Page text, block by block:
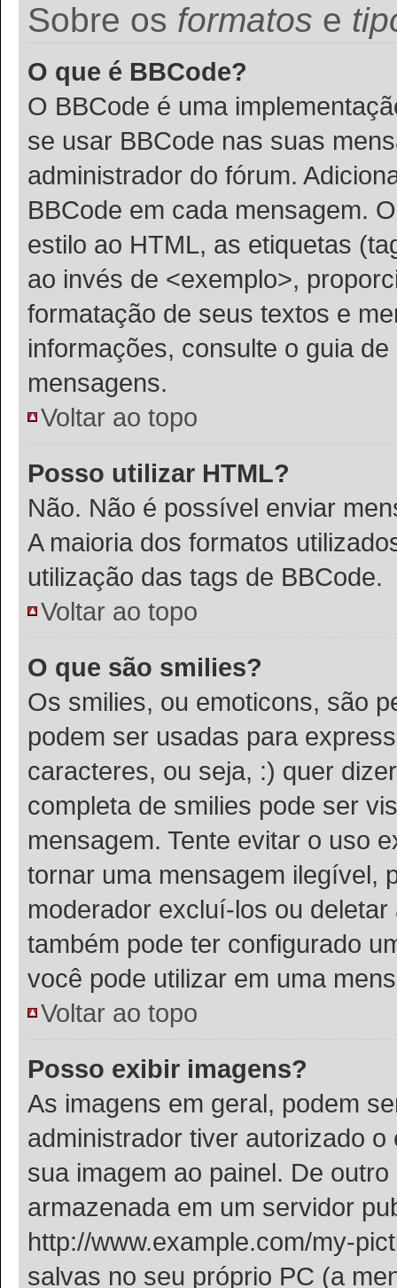
Sobre os formatos e
O que é BBCode?
O BBCode é uma
se usar BBCode nas suas
administrador do fórum.
BBCode em cada mensagem.
estilo ao HTML, as etiquetas
ao invés de <exemplo>,
formatação de seus textos e
informações, consulte o guia
mensagens.
Voltar ao topo
Posso utilizar HTML?
Não. Não é possível enviar
A maioria dos formatos
utilização das tags de BBCode.
Voltar ao topo
O que são smilies?
Os smilies, ou emoticons, são
podem ser usadas para
caracteres, ou seja, :) quer
completa de smilies pode ser
mensagem. Tente evitar o uso
tornar uma mensagem ilegível,
moderador excluí-los ou
também pode ter configurado
você pode utilizar em uma
Voltar ao topo
Posso exibir imagens?
As imagens em geral, podem
administrador tiver autorizado
sua imagem ao painel. De
armazenada em um servidor
http://www.example.com/my-
salvas no seu próprio PC (a